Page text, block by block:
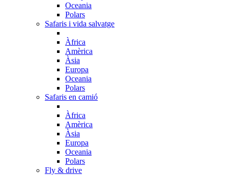
Oceania
Polars
Safaris i vida salvatge
Àfrica
Amèrica
Àsia
Europa
Oceania
Polars
Safaris en camió
Àfrica
Amèrica
Àsia
Europa
Oceania
Polars
Fly & drive